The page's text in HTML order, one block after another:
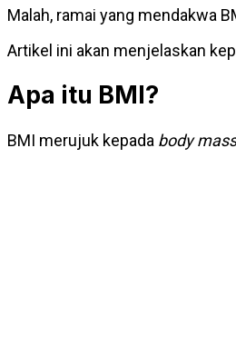
Malah, ramai yang mendakwa
Artikel ini akan menjelaskan
Apa itu BMI?
BMI merujuk kepada body